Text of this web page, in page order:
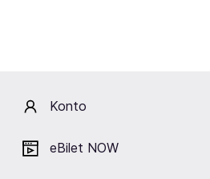
Konto
eBilet NOW
Jann,
Oni wszyscy znaleźli się na